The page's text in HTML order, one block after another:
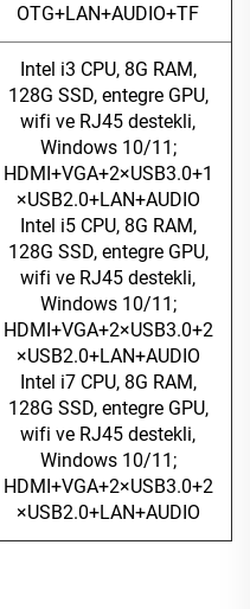
OTG+LAN+AUDIO+TF
Intel i3 CPU, 8G RAM,
128G SSD, entegre GPU,
wifi ve RJ45 destekli,
Windows 10/11;
HDMI+VGA+2×USB3.0+1
×USB2.0+LAN+AUDIO
Intel i5 CPU, 8G RAM,
128G SSD, entegre GPU,
wifi ve RJ45 destekli,
Windows 10/11;
HDMI+VGA+2×USB3.0+2
×USB2.0+LAN+AUDIO
Intel i7 CPU, 8G RAM,
128G SSD, entegre GPU,
wifi ve RJ45 destekli,
Windows 10/11;
HDMI+VGA+2×USB3.0+2
×USB2.0+LAN+AUDIO